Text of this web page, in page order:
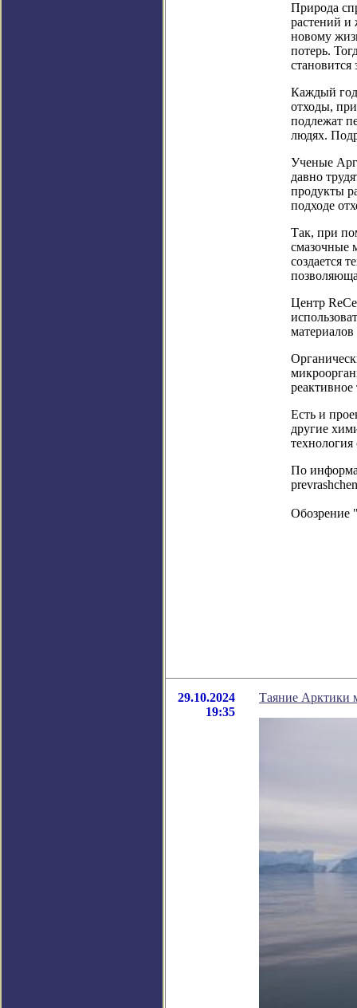
Природа
растений и
новому
потерь.
становится
Каждый год
отходы,
подлежат
людях.
Ученые
давно
продукты
подходе
Так, при
смазочные
создается
Центр
Есть и
другие
По
Обозрение
29.10.2024
19:35
Таяние Арктики